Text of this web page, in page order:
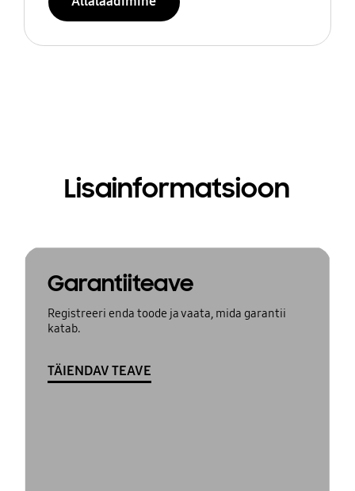
Lisainformatsioon
Garantiiteave
Registreeri enda toode ja vaata, mida garantii
katab.
TÄIENDAV TEAVE